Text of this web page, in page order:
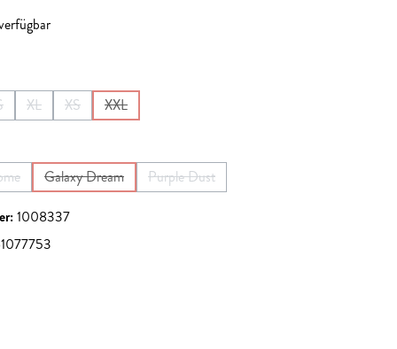
zurzeit nicht verfügbar.)
ist zurzeit nicht verfügbar.)
Option ist zurzeit nicht verfügbar.)
XL
(Diese Option ist zurzeit nicht verfügbar.)
XS
(Diese Option ist zurzeit nicht verfügbar.)
XXL
(Diese Option ist zurzeit nicht verfügbar.)
Option ist zurzeit nicht verfügbar.)
Galaxy Dream
(Diese Option ist zurzeit nicht verfügbar.)
Purple Dust
(Diese Option ist zurzeit nicht verfügbar.)
1008337